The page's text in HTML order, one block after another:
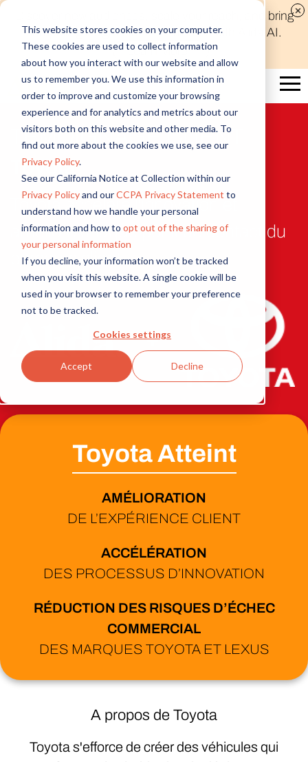
This website stores cookies on your computer.
These cookies are used to collect information
about how you interact with our website and allow
us to remember you. We use this information in
order to improve and customize your browsing
experience and for analytics and metrics about our
visitors both on this website and other media. To
find out more about the cookies we use, see our
Privacy Policy.
See our California Notice at Collection within our
Privacy Policyand ourCCPA Privacy Statement to
understand how we handle your personal
information and how to opt out of the sharing of
your personal information
If you decline, your information won’t be tracked
when you visit this website. A single cookie will be
used in your browser to remember your preference
not to be tracked.
Cookies settings
Accept Decline
Discover new audiences, scale your reach, and bring
compelling insights to life in minutes with Alida AI.
Learn More
TÉMOIGNAGE CLIENT
Toyota
Toyota accélère l'innovation et
améliore chaque point de contact du
parcours client
+
Toyota Atteint
AMÉLIORATION
DE L’EXPÉRIENCE CLIENT
ACCÉLÉRATION
DES PROCESSUS D’INNOVATION
RÉDUCTION DES RISQUES D’ÉCHEC
COMMERCIAL
DES MARQUES TOYOTA ET LEXUS
A propos de Toyota
Toyota s'efforce de créer des véhicules qui